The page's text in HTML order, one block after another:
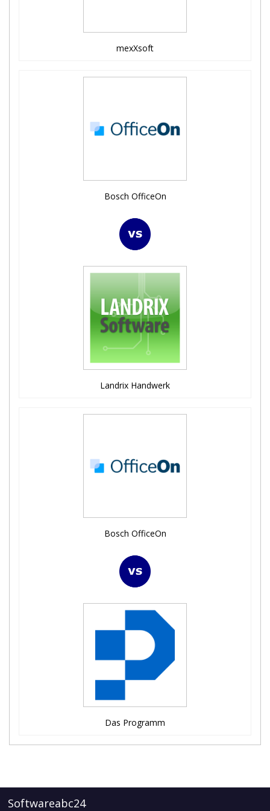
mexXsoft
Bosch OfficeOn
Landrix Handwerk
Bosch OfficeOn
Das Programm
Softwareabc24